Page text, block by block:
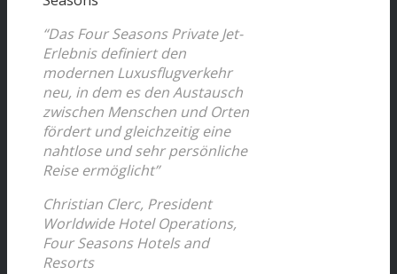
“Das Four Seasons Private Jet-
Erlebnis definiert den
modernen Luxusflugverkehr
neu, in dem es den Austausch
zwischen Menschen und Orten
fördert und gleichzeitig eine
nahtlose und sehr persönliche
Reise ermöglicht”
Christian Clerc, President
Worldwide Hotel Operations,
Four Seasons Hotels and
Resorts